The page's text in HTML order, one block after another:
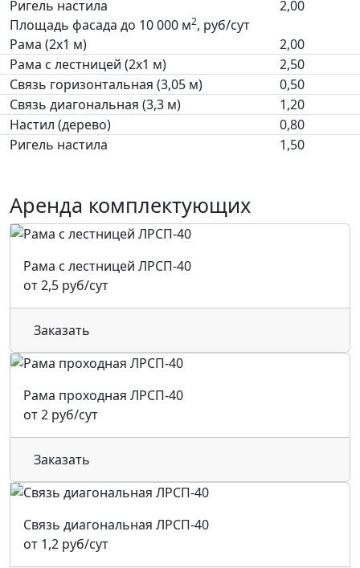
Ригель настила
2,00
Площадь фасада до 10 000 м2, руб/сут
Рама (2х1 м)
2,00
Рама с лестницей (2х1 м)
2,50
Связь горизонтальная (3,05 м)
0,50
Связь диагональная (3,3 м)
1,20
Настил (дерево)
0,80
Ригель настила
1,50
Аренда комплектующих
Рама с лестницей ЛРСП-40
от 2,5 руб/сут
Заказать
Рама проходная ЛРСП-40
от 2 руб/сут
Заказать
Связь диагональная ЛРСП-40
от 1,2 руб/сут